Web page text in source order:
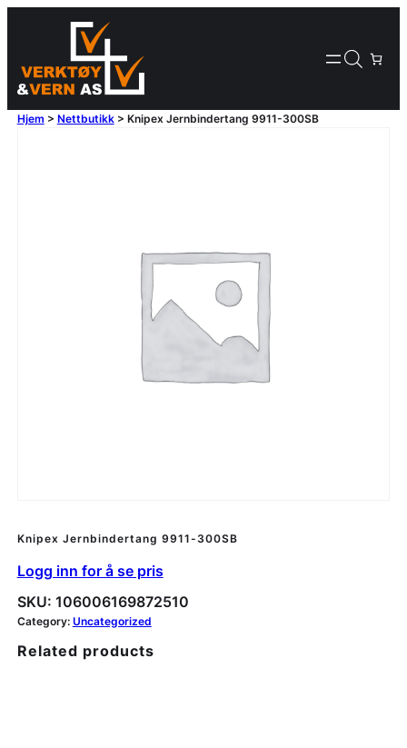
Hjem > Nettbutikk> Knipex Jernbindertang 9911-300SB
Knipex Jernbindertang 9911-300SB
Logg inn for å se pris
SKU: 106006169872510
Category: Uncategorized
Related products